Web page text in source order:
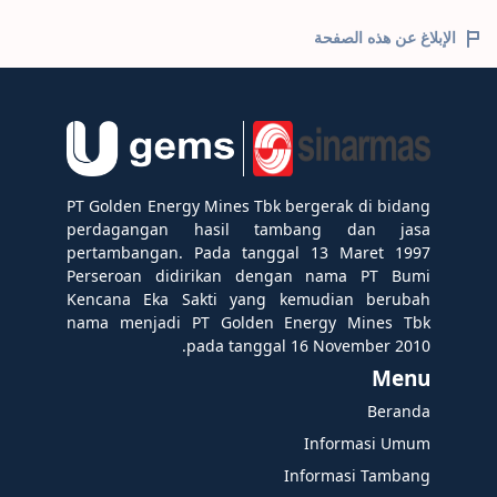
الإبلاغ عن هذه الصفحة
PT Golden Energy Mines Tbk bergerak di bidang
perdagangan hasil tambang dan jasa
pertambangan. Pada tanggal 13 Maret 1997
Perseroan didirikan dengan nama PT Bumi
Kencana Eka Sakti yang kemudian berubah
nama menjadi PT Golden Energy Mines Tbk
pada tanggal 16 November 2010.
Menu
Beranda
Informasi Umum
Informasi Tambang